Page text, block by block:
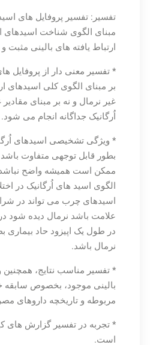
تفسیر: تفسیر پروفایل های اسید
مبنای الگوی شناخت اسیدهای
ارتباط یافته های بالینی مثبت
* تفسیر معنی دار از پروفایل
بر مبنای الگوی کلی اسیدهای
غیر نرمال و نه بر مبنای
اُرگانیک جداگانه انجام می شود.
* ویژگی تشخیصی اسیدهای
بطور قابل توجهی متفاوت
ممکن است همیشه واضح
الگوی اسید های اُرگانیک در
اسیدهای چرب می تواند در
علامت باشد نرمال دیده شود
در طول یک اپیزود حاد بیماری
نرمال باشد.
* تفسیر مناسب نتایج، همچنین
بالینی موجود، بخصوص سابقه
مربوطه و تاریخچه داروهای
* تجربه در تفسیر گزارش
است.